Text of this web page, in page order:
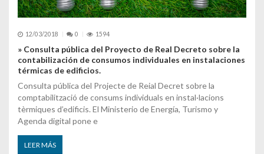
12/03/2018 0 1594
» Consulta pública del Proyecto de Real Decreto sobre la
contabilización de consumos individuales en instalaciones
térmicas de edificios.
Consulta pública del Projecte de Reial Decret sobre la
comptabilització de consums individuals en instal·lacions
tèrmiques d’edificis. El Ministerio de Energía, Turismo y
Agenda digital pone e
LEER MÁS